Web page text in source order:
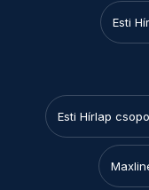
Esti
Esti Hírlap